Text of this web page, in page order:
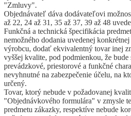
"Zmluvy".
Objednávateľ dáva dodávateľovi
až 22, 24 až 31, 35 až 37, 39 až 48
Funkčná a technická špecifikácia
nemožného dodania uvedenej
výrobcu, dodať ekvivalentný tovar inej
vyššej kvalite, pod podmienkou, že
prevádzkové, priestorové a funkčné
nevyhnutné na zabezpečenie účelu, na
určený.
Tovar, ktorý nebude v požadovanej
"Objednávkového formulára" v zmysle
predmetu zákazky, respektíve nebude